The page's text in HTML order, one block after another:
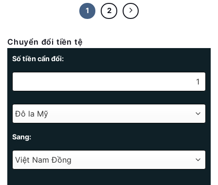
1 2
Chuyển đổi tiền tệ
Số tiền cẩn đổi:
Sang: